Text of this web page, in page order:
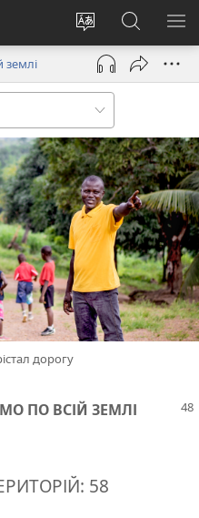
Змінити
мову
сайту
Увійти
(відкривається
новому
вікні)
Пошук
на
сайті
землі
дорогу
ПО ВСІЙ ЗЕМЛІ
58